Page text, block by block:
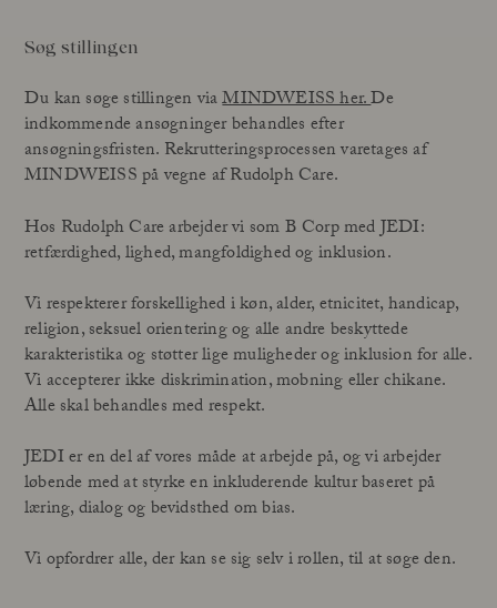
Søg stillingen
Du kan søge stillingen viaMINDWEISS her.De
indkommende ansøgninger behandles efter
ansøgningsfristen. Rekrutteringsprocessen varetages af
MINDWEISS på vegne af Rudolph Care.
Hos Rudolph Care arbejder vi som B Corp med JEDI:
retfærdighed, lighed, mangfoldighed og inklusion.
Vi respekterer forskellighed i køn, alder, etnicitet, handicap,
religion, seksuel orientering og alle andre beskyttede
karakteristika og støtter lige muligheder og inklusion for alle.
Vi accepterer ikke diskrimination, mobning eller chikane.
Alle skal behandles med respekt.
JEDI er en del af vores måde at arbejde på, og vi arbejder
løbende med at styrke en inkluderende kultur baseret på
læring, dialog og bevidsthed om bias.
Vi opfordrer alle, der kan se sig selv i rollen, til at søge den.